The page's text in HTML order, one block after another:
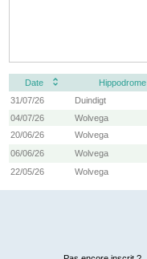
Date Hippodrome
31/07/26
Duindigt
04/07/26
Wolvega
20/06/26
Wolvega
06/06/26
Wolvega
22/05/26
Wolvega